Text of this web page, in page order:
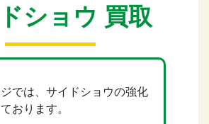
ショウ 買取
では、サイドショウの強化
おります。